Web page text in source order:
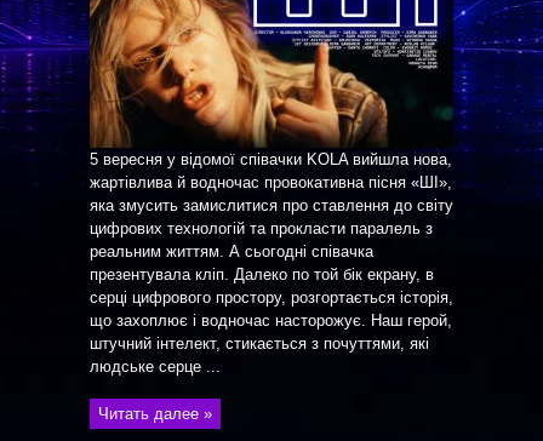
5 вересня у відомої співачки KOLA вийшла нова,
жартівлива й водночас провокативна пісня «ШІ»,
яка змусить замислитися про ставлення до світу
цифрових технологій та прокласти паралель з
реальним життям. А сьогодні співачка
презентувала кліп. Далеко по той бік екрану, в
серці цифрового простору, розгортається історія,
що захоплює і водночас насторожує. Наш герой,
штучний інтелект, стикається з почуттями, які
людське серце ...
Читать далее »